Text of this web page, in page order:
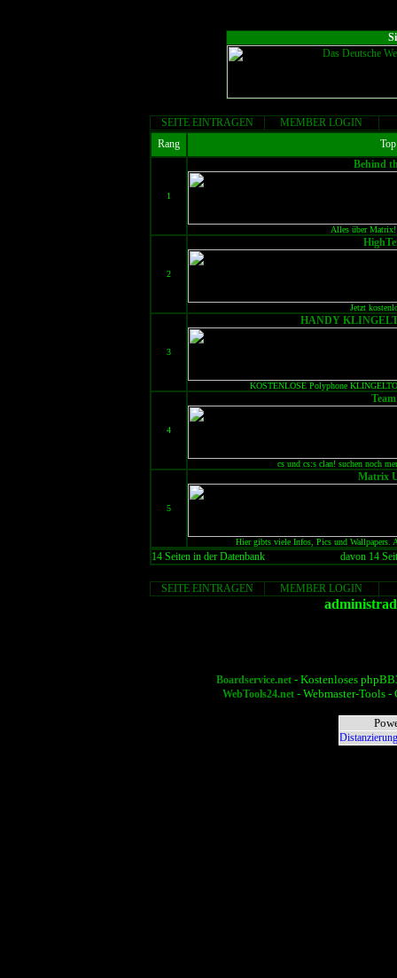
SEITE EINTRAGEN
MEMBER LOGIN
Rang
1
Behind
Alles über Matrix!
2
Jetzt
3
HANDY
KOSTENLOSE Polyphone
4
cs und cs:s clan! suchen noch
5
Matrix
Hier gibts viele Infos, Pics und Wallpapers.
14 Seiten in der Datenbank davon 14
SEITE EINTRAGEN MEMBER LOGIN
Boardservice.net- Kostenloses
WebTools24.net- Webmaster-Tools -